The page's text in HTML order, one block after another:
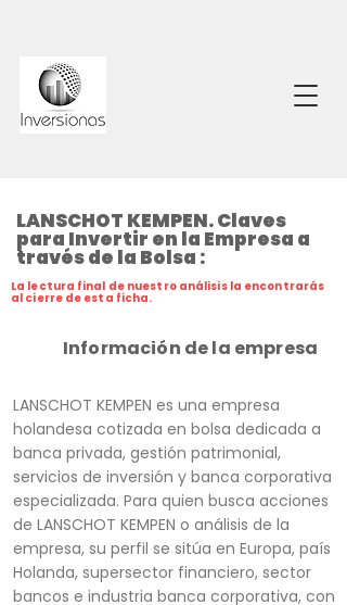
LANSCHOT KEMPEN. Claves
para Invertir en la Empresa a
través de la Bolsa :
La lectura final de nuestro análisis la encontrarás
al cierre de esta ficha.
Información de la empresa
LANSCHOT KEMPEN es una empresa
holandesa cotizada en bolsa dedicada a
banca privada, gestión patrimonial,
servicios de inversión y banca corporativa
especializada. Para quien busca acciones
de LANSCHOT KEMPEN o análisis de la
empresa, su perfil se sitúa en Europa, país
Holanda, supersector financiero, sector
bancos e industria banca corporativa, con